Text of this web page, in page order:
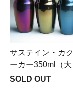
サステイン・カ
ーカー350ml（大
SOLD OUT